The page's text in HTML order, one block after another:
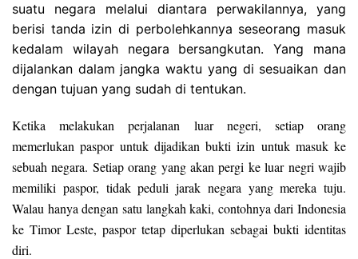
suatu negara melalui diantara perwakilannya, yang
berisi tanda izin di perbolehkannya seseorang masuk
kedalam wilayah negara bersangkutan. Yang mana
dijalankan dalam jangka waktu yang di sesuaikan dan
dengan tujuan yang sudah di tentukan.
Ketika melakukan perjalanan luar negeri, setiap orang
memerlukan paspor untuk dijadikan bukti izin untuk masuk ke
sebuah negara. Setiap orang yang akan pergi ke luar negri wajib
memiliki paspor, tidak peduli jarak negara yang mereka tuju.
Walau hanya dengan satu langkah kaki, contohnya dari Indonesia
ke Timor Leste, paspor tetap diperlukan sebagai bukti identitas
diri.